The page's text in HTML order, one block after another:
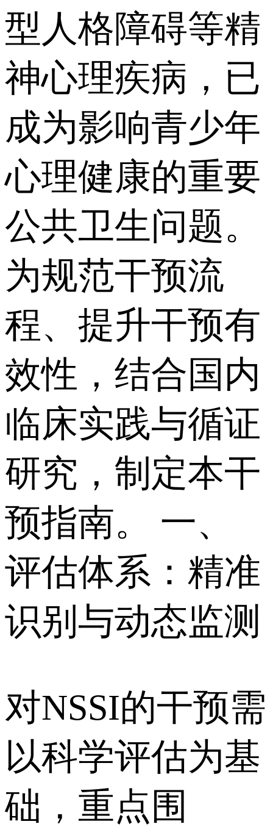
型人格障碍等精
神心理疾病，已
成为影响青少年
心理健康的重要
公共卫生问题。
为规范干预流
程、提升干预有
效性，结合国内
临床实践与循证
研究，制定本干
预指南。 一、
评估体系：精准
识别与动态监测
对NSSI的干预需
以科学评估为基
础，重点围